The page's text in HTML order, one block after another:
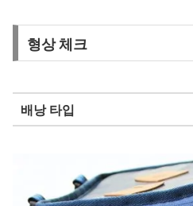
형상 체크
배낭 타입